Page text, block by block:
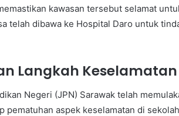
kawasan tersebut selamat
telah dibawa ke Hospital Daro untuk
Langkah Keselamatan
Negeri (JPN) Sarawak telah
pematuhan aspek keselamatan di sekolah